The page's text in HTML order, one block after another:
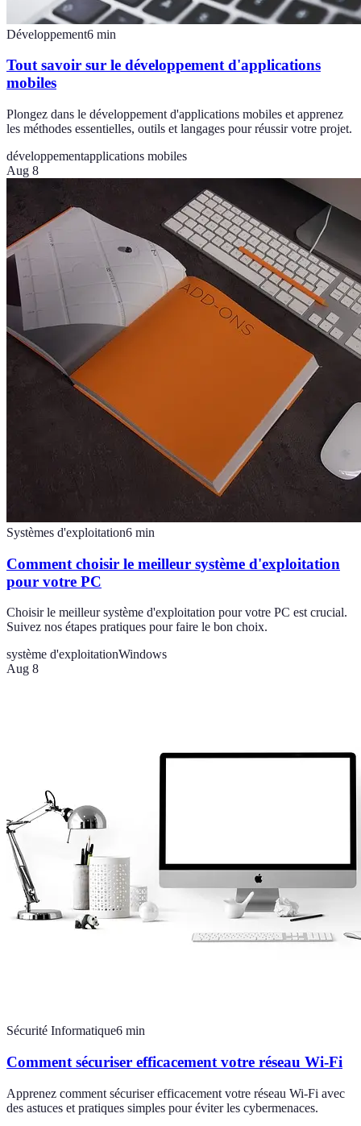
Développement6 min
Tout savoir sur le développement d'applications
mobiles
Plongez dans le développement d'applications mobiles et apprenez
les méthodes essentielles, outils et langages pour réussir votre projet.
développementapplications mobiles
Aug 8
Systèmes d'exploitation6 min
Comment choisir le meilleur système d'exploitation
pour votre PC
Choisir le meilleur système d'exploitation pour votre PC est crucial.
Suivez nos étapes pratiques pour faire le bon choix.
système d'exploitationWindows
Aug 8
Sécurité Informatique6 min
Comment sécuriser efficacement votre réseau Wi-Fi
Apprenez comment sécuriser efficacement votre réseau Wi-Fi avec
des astuces et pratiques simples pour éviter les cybermenaces.